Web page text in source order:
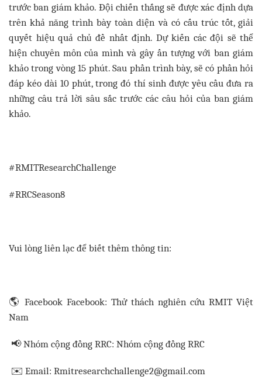
trước ban giám khảo. Đội chiến thắng sẽ được xác định dựa
trên khả năng trình bày toàn diện và có cấu trúc tốt, giải
quyết hiệu quả chủ đề nhất định. Dự kiến các đội sẽ thể
hiện chuyên môn của mình và gây ấn tượng với ban giám
khảo trong vòng 15 phút. Sau phần trình bày, sẽ có phần hỏi
đáp kéo dài 10 phút, trong đó thí sinh được yêu cầu đưa ra
những câu trả lời sâu sắc trước các câu hỏi của ban giám
khảo.
#RMITResearchChallenge
#RRCSeason8
Vui lòng liên lạc để biết thêm thông tin:
🌎 Facebook Facebook: Thử thách nghiên cứu RMIT Việt
Nam
📢Nhóm cộng đồng RRC: Nhóm cộng đồng RRC
✉ ️ Email: Rmitresearchchallenge2@gmail.com